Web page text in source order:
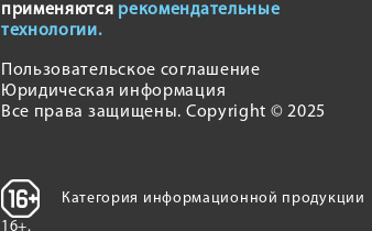
применяются рекомендательные
технологии.
Пользовательское соглашение
Юридическая информация
Все права защищены. Copyright © 2025
Категория информационной продукции
16+.